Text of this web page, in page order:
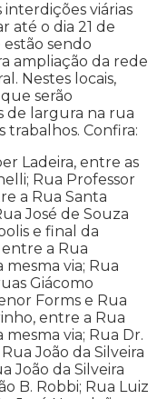
interdições viárias
até o dia 21 de
sendo
ampliação da rede
Nestes locais,
serão
de largura na rua
trabalhos. Confira:
Ladeira, entre as
Rua Professor
a Rua Santa
José de Souza
e final da
entre a Rua
via; Rua
Giácomo
Forms e Rua
entre a Rua
via; Rua Dr.
João da Silveira
João da Silveira
B. Robbi; Rua Luiz